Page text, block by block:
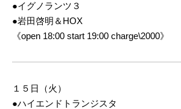
●イグノランツ３
●岩田啓明＆HOX
《open 18:00 start 19:00 charge\2000》
１５日（火）
●ハイエンドトランジスタ